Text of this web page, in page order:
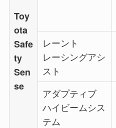
Toy
ota
Safe
ty
Sen
se
レーント
レーシングアシ
スト
アダプティブ
ハイビームシス
テム